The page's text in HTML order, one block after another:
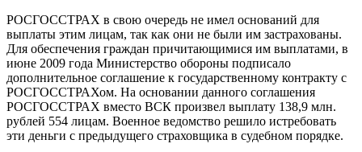
РОСГОССТРАХ в свою очередь не имел оснований для
выплаты этим лицам, так как они не были им застрахованы.
Для обеспечения граждан причитающимися им выплатами, в
июне 2009 года Министерство обороны подписало
дополнительное соглашение к государственному контракту с
РОСГОССТРАХом. На основании данного соглашения
РОСГОССТРАХ вместо ВСК произвел выплату 138,9 млн.
рублей 554 лицам. Военное ведомство решило истребовать
эти деньги с предыдущего страховщика в судебном порядке.